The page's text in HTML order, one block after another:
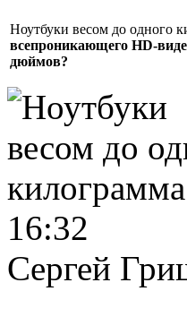
Ноутбуки весом до одного
всепроникающего HD-
дюймов?
16:32
Сергей